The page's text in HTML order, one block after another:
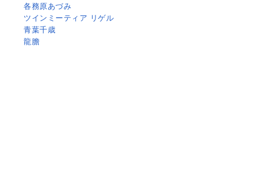
各務原あづみ
ツインミーティア リゲル
青葉千歳
龍膽